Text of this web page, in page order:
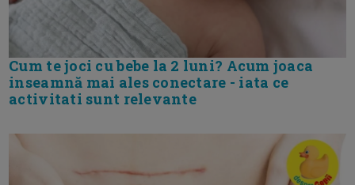
Cum te joci cu bebe la 2 luni? Acum joaca
inseamnă mai ales conectare - iata ce
activitati sunt relevante